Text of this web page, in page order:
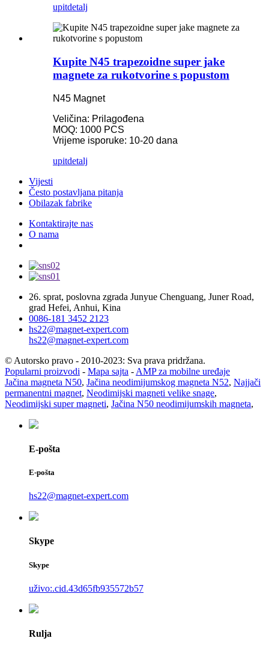
upitdetalj
Kupite N45 trapezoidne super jake
magnete za rukotvorine s popustom
N45 Magnet
Veličina: Prilagođena
MOQ: 1000 PCS
Vrijeme isporuke: 10-20 dana
upitdetalj
Vijesti
Često postavljana pitanja
Obilazak fabrike
Kontaktirajte nas
O nama
26. sprat, poslovna zgrada Junyue Chenguang, Juner Road,
grad Hefei, Anhui, Kina
0086-181 3452 2123
hs22@magnet-expert.com
hs22@magnet-expert.com
© Autorsko pravo - 2010-2023: Sva prava pridržana.
Popularni proizvodi - Mapa sajta - AMP za mobilne uređaje
Jačina magneta N50, Jačina neodimijumskog magneta N52, Najjači
permanentni magnet, Neodimijski magneti velike snage,
Neodimijski super magneti, Jačina N50 neodimijumskih magneta,
E-pošta
E-pošta
hs22@magnet-expert.com
Skype
Skype
uživo:.cid.43d65fb935572b57
Rulja